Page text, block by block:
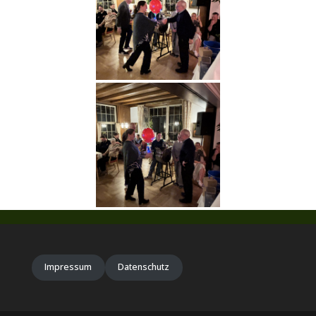
Impressum Datenschutz